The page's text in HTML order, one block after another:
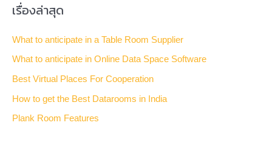
r
c
r
:
เรื่องล่าสุด
What to anticipate in a Table Room Supplier
What to anticipate in Online Data Space Software
Best Virtual Places For Cooperation
How to get the Best Datarooms in India
Plank Room Features